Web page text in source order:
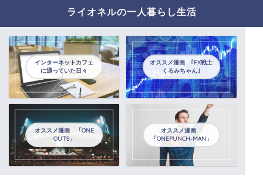
ライオネルの一人暮らし生活
インターネットカフェ
に通っていた日々
オススメ漫画 ｢FX戦士
くるみちゃん｣
オススメ漫画 「ONE
OUTS」
オススメ漫画
「ONEPUNCH-MAN」